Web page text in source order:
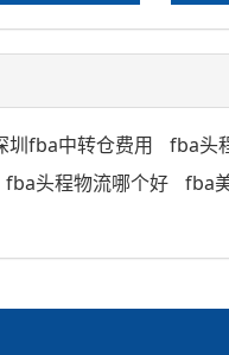
圳fba中转仓费用 fba头
fba头程物流哪个好 fba